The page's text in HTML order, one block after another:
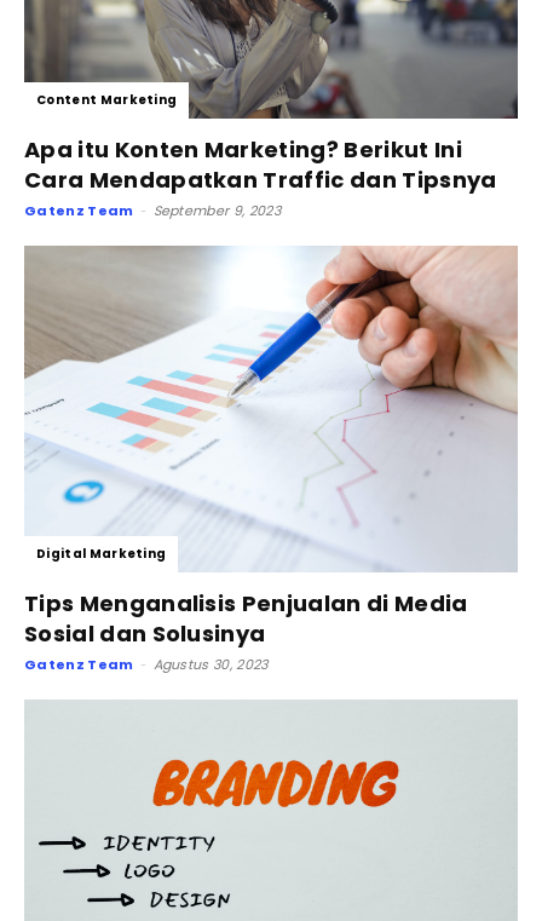
Content Marketing
Apa itu Konten Marketing? Berikut Ini
Cara Mendapatkan Traffic dan Tipsnya
Gatenz Team - September 9, 2023
Digital Marketing
Tips Menganalisis Penjualan di Media
Sosial dan Solusinya
Gatenz Team - Agustus 30, 2023